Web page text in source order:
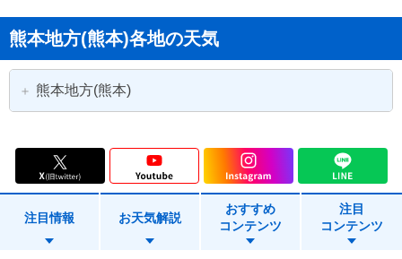
熊本地方(熊本)各地の天気
熊本地方(熊本)
熊本市東区 熊本市西区
熊本市南区 熊本市北区
注目情報 お天気解説
おすすめ
コンテンツ
注目
コンテンツ